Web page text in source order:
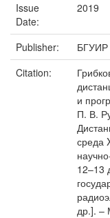
Issue
Date:
2019
Publisher:
БГУИР
Citation:
и
П. В.
среда
12–13
др.]. –